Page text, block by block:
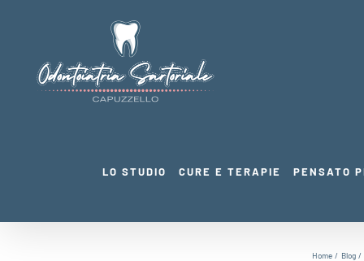
contenuto
LO STUDIO CURE E TERAPIE PENSATO
Home Blog